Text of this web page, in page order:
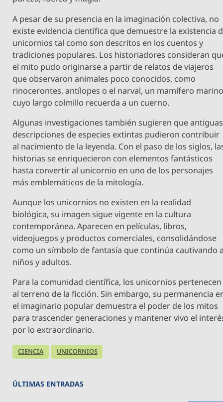
A pesar de su presencia en la imaginación colectiva, no
existe evidencia científica que demuestre la existencia
unicornios tal como son descritos en los cuentos y
tradiciones populares. Los historiadores consideran
el mito pudo originarse a partir de relatos de viajeros
que observaron animales poco conocidos, como
rinocerontes, antílopes o el narval, un mamífero
cuyo largo colmillo recuerda a un cuerno.
Algunas investigaciones también sugieren que antiguas
descripciones de especies extintas pudieron contribuir
al nacimiento de la leyenda. Con el paso de los siglos,
historias se enriquecieron con elementos fantásticos
hasta convertir al unicornio en uno de los personajes
más emblemáticos de la mitología.
Aunque los unicornios no existen en la realidad
biológica, su imagen sigue vigente en la cultura
contemporánea. Aparecen en películas, libros,
videojuegos y productos comerciales, consolidándose
como un símbolo de fantasía que continúa cautivando
niños y adultos.
Para la comunidad científica, los unicornios pertenecen
al terreno de la ficción. Sin embargo, su permanencia
el imaginario popular demuestra el poder de los mitos
para trascender generaciones y mantener vivo el
por lo extraordinario.
CIENCIA UNICORNIOS
ÚLTIMAS ENTRADAS